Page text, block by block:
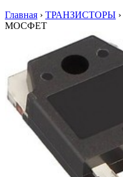
Главная › ТРАНЗИСТОРЫ ›
МОСФЕТ